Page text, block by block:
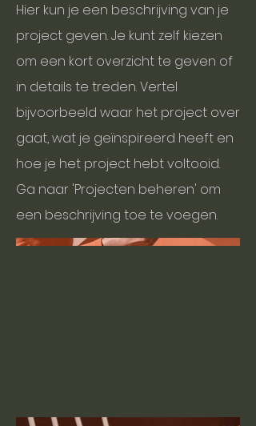
Hier kun je een beschrijving van je
project geven. Je kunt zelf kiezen
om een kort overzicht te geven of
in details te treden. Vertel
bijvoorbeeld waar het project over
gaat, wat je geïnspireerd heeft en
hoe je het project hebt voltooid.
Ga naar 'Projecten beheren' om
een beschrijving toe te voegen.